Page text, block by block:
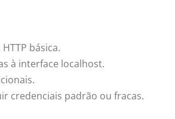
básica.
à interface localhost.
credenciais padrão ou fracas.